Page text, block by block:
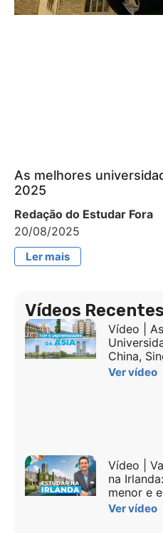
As melhores
2025
Redação do Estudar Fora
20/08/2025
Ler mais
Vídeos Recentes
Vídeo |
China,
Ver vídeo
Vídeo |
na
menor e
Ver vídeo